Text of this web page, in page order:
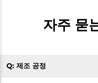
자주 묻
Q: 제조 공정